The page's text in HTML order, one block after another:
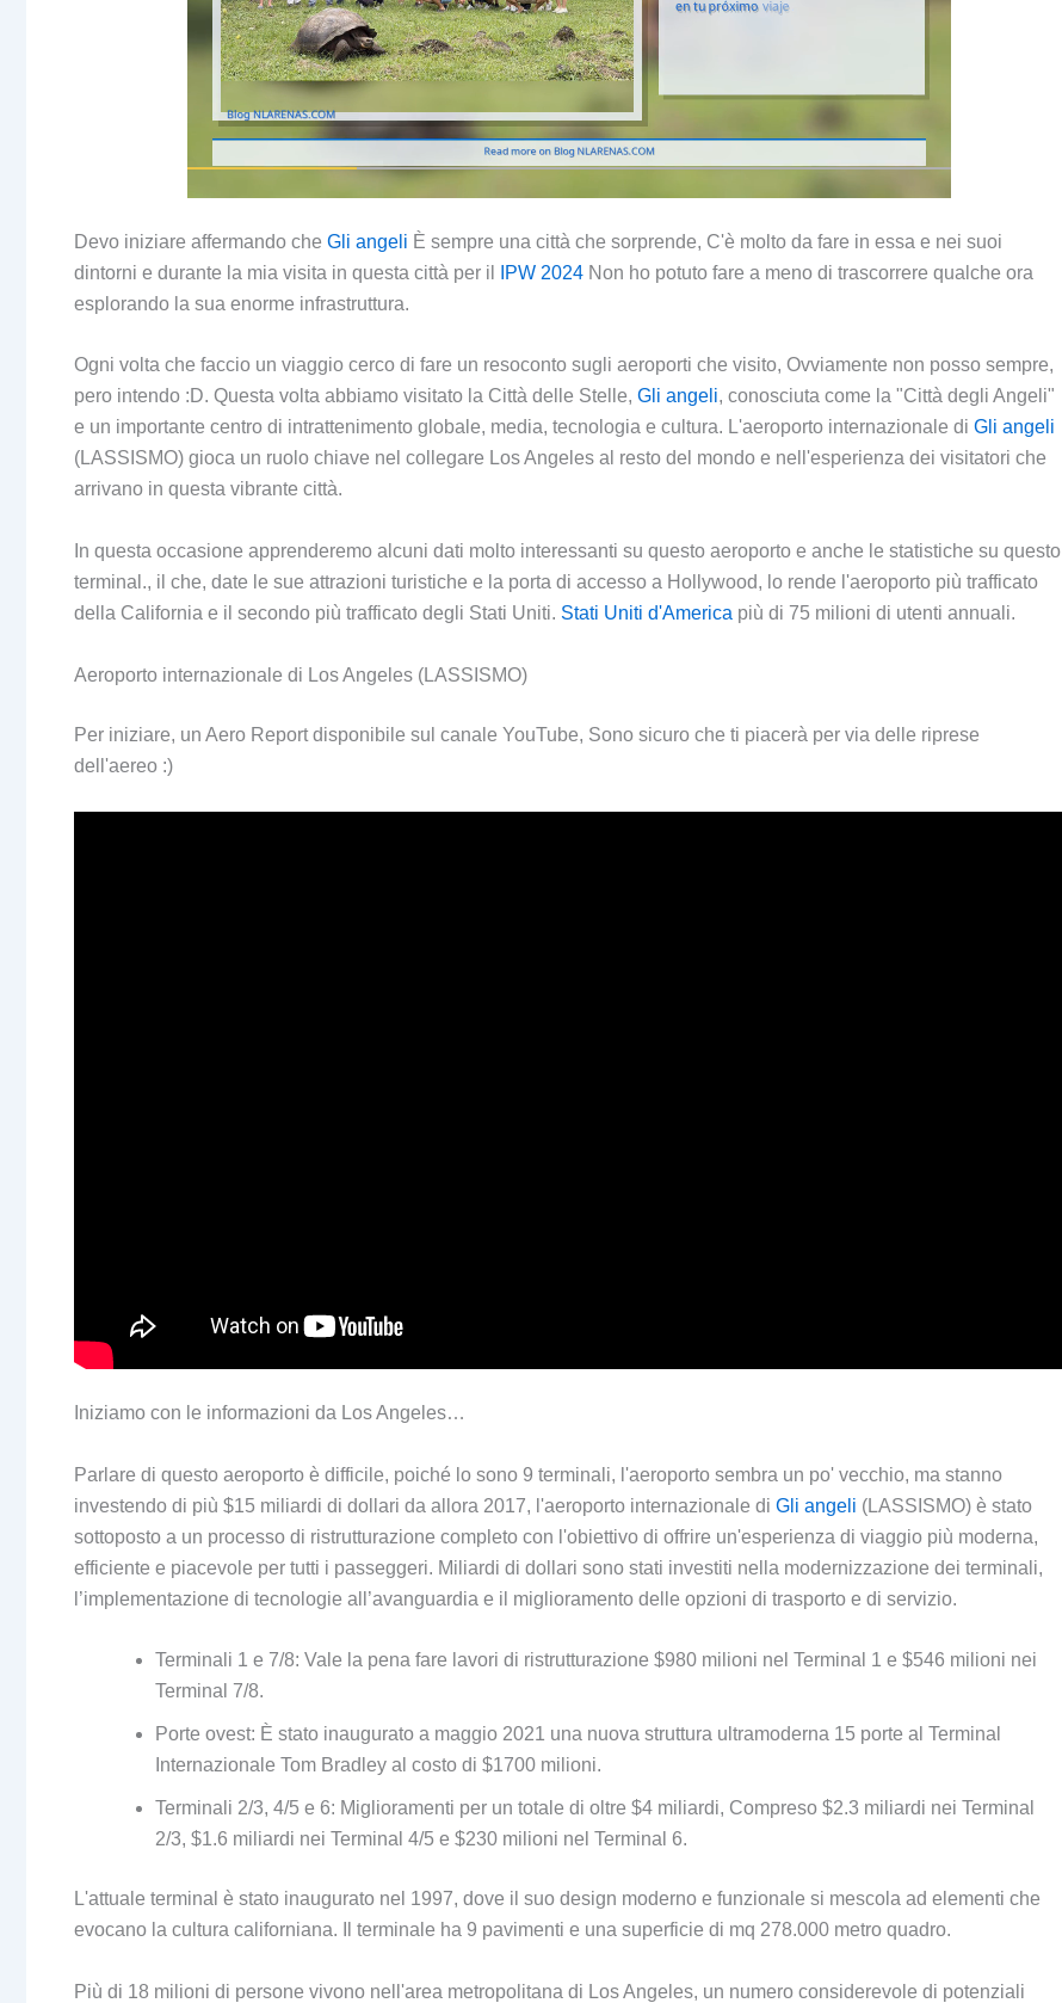
Devo iniziare affermando che Gli angeli È sempre una città che sorprende, C'è molto da fare in essa e nei suoi
dintorni e durante la mia visita in questa città per il
IPW 2024 Non ho potuto fare a meno di trascorrere qualche ora
esplorando la sua enorme infrastruttura.
Ogni volta che faccio un viaggio cerco di fare un resoconto sugli aeroporti che visito, Ovviamente non posso sempre,
pero intendo :D. Questa volta abbiamo visitato la Città delle Stelle, Gli angeli, conosciuta come la "Città degli Angeli"
e un importante centro di intrattenimento globale, media, tecnologia e cultura. L'aeroporto internazionale di Gli angeli
(LASSISMO) gioca un ruolo chiave nel collegare Los Angeles al resto del mondo e nell'esperienza dei visitatori che
arrivano in questa vibrante città.
In questa occasione apprenderemo alcuni dati molto interessanti su questo aeroporto e anche le statistiche su questo
terminal., il che, date le sue attrazioni turistiche e la porta di accesso a Hollywood, lo rende l'aeroporto più trafficato
della California e il secondo più trafficato degli Stati Uniti. Stati Uniti d'America più di 75 milioni di utenti annuali.
Aeroporto internazionale di Los Angeles (LASSISMO)
Per iniziare, un Aero Report disponibile sul canale YouTube, Sono sicuro che ti piacerà per via delle riprese
dell'aereo :)
Iniziamo con le informazioni da Los Angeles…
Parlare di questo aeroporto è difficile, poiché lo sono 9 terminali, l'aeroporto sembra un po' vecchio, ma stanno
investendo di più $15 miliardi di dollari da allora 2017, l'aeroporto internazionale di Gli angeli (LASSISMO) è stato
sottoposto a un processo di ristrutturazione completo con l'obiettivo di offrire un'esperienza di viaggio più moderna,
efficiente e piacevole per tutti i passeggeri. Miliardi di dollari sono stati investiti nella modernizzazione dei terminali,
l’implementazione di tecnologie all’avanguardia e il miglioramento delle opzioni di trasporto e di servizio.
Terminali 1 e 7/8: Vale la pena fare lavori di ristrutturazione $980 milioni nel Terminal 1 e $546 milioni nei
Terminal 7/8.
Porte ovest: È stato inaugurato a maggio 2021 una nuova struttura ultramoderna 15 porte al Terminal
Internazionale Tom Bradley al costo di $1700 milioni.
Terminali 2/3, 4/5 e 6: Miglioramenti per un totale di oltre $4 miliardi, Compreso $2.3 miliardi nei Terminal
2/3, $1.6 miliardi nei Terminal 4/5 e $230 milioni nel Terminal 6.
L'attuale terminal è stato inaugurato nel 1997, dove il suo design moderno e funzionale si mescola ad elementi che
evocano la cultura californiana. Il terminale ha 9 pavimenti e una superficie di mq 278.000 metro quadro.
Più di 18 milioni di persone vivono nell'area metropolitana di Los Angeles, un numero considerevole di potenziali